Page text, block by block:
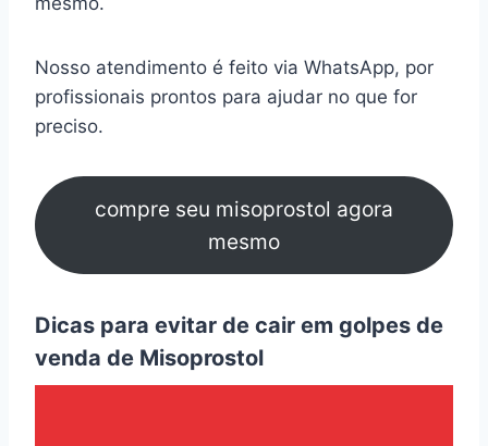
Nosso atendimento é feito via WhatsApp, por
profissionais prontos para ajudar no que for
preciso.
compre seu misoprostol agora
mesmo
Dicas para evitar de cair em golpes de
venda de Misoprostol